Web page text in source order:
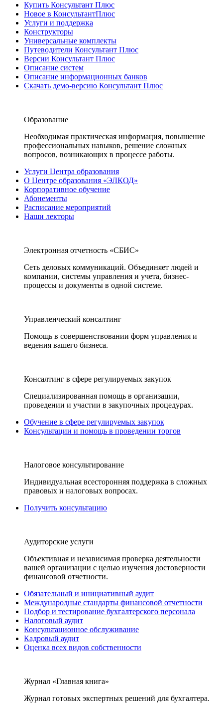
Купить Консультант Плюс
Новое в КонсультантПлюс
Услуги и поддержка
Конструкторы
Универсальные комплекты
Путеводители Консультант Плюс
Версии Консультант Плюс
Описание систем
Описание информационных банков
Скачать демо-версию Консультант Плюс
Образование
Необходимая практическая информация, повышение
профессиональных навыков, решение сложных
вопросов, возникающих в процессе работы.
Услуги Центра образования
О Центре образования «ЭЛКОД»
Корпоративное обучение
Абонементы
Расписание мероприятий
Наши лекторы
Электронная отчетность «СБИС»
Сеть деловых коммуникаций. Объединяет людей и
компании, системы управления и учета, бизнес-
процессы и документы в одной системе.
Управленческий консалтинг
Помощь в совершенствовании форм управления и
ведения вашего бизнеса.
Консалтинг в сфере регулируемых закупок
Специализированная помощь в организации,
проведении и участии в закупочных процедурах.
Обучение в сфере регулируемых закупок
Консультации и помощь в проведении торгов
Налоговое консультирование
Индивидуальная всесторонняя поддержка в сложных
правовых и налоговых вопросах.
Получить консультацию
Аудиторские услуги
Объективная и независимая проверка деятельности
вашей организации с целью изучения достоверности
финансовой отчетности.
Обязательный и инициативный аудит
Международные стандарты финансовой отчетности
Подбор и тестирование бухгалтерского персонала
Налоговый аудит
Консультационное обслуживание
Кадровый аудит
Оценка всех видов собственности
Журнал «Главная книга»
Журнал готовых экспертных решений для бухгалтера.